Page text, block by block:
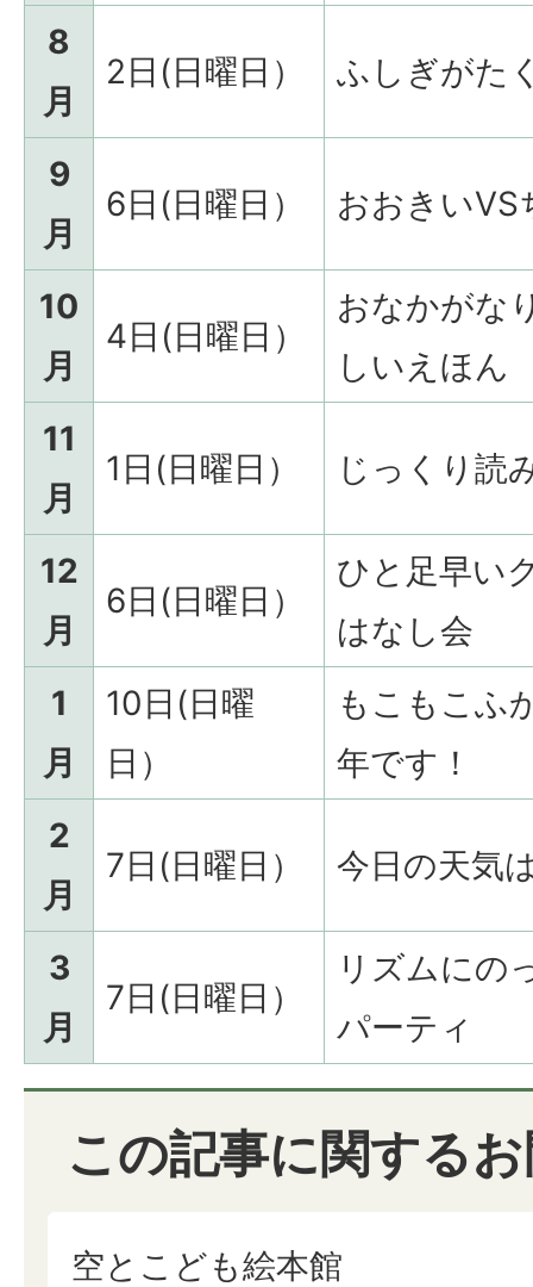
8
月
2日(日曜日） ふしぎがた
9
月
6日(日曜日） おおきいVS
10
月
4日(日曜日）
おなかがな
しいえほん
11
月
1日(日曜日） じっくり読
12
月
6日(日曜日）
ひと足早い
はなし会
1
月
10日(日曜
日）
もこもこふ
年です！
2
月
7日(日曜日） 今日の天気
3
月
7日(日曜日）
リズムにの
パーティ
この記事に関する
空とこども絵本館